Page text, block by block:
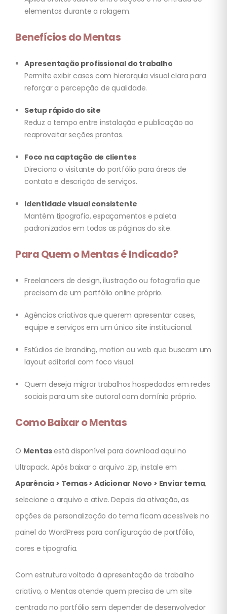
elementos durante a rolagem.
Benefícios do Mentas
Apresentação profissional do trabalho
Permite exibir cases com hierarquia visual clara para
reforçar a percepção de qualidade.
Setup rápido do site
Reduz o tempo entre instalação e publicação ao
reaproveitar seções prontas.
Foco na captação de clientes
Direciona o visitante do portfólio para áreas de
contato e descrição de serviços.
Identidade visual consistente
Mantém tipografia, espaçamentos e paleta
padronizados em todas as páginas do site.
Para Quem o Mentas é Indicado?
Freelancers de design, ilustração ou fotografia que
precisam de um portfólio online próprio.
Agências criativas que querem apresentar cases,
equipe e serviços em um único site institucional.
Estúdios de branding, motion ou web que buscam um
layout editorial com foco visual.
Quem deseja migrar trabalhos hospedados em redes
sociais para um site autoral com domínio próprio.
Como Baixar o Mentas
O Mentasestá disponível para download aqui no
Ultrapack. Após baixar o arquivo .zip, instale em
Aparência > Temas > Adicionar Novo > Enviar tema,
selecione o arquivo e ative. Depois da ativação, as
opções de personalização do tema ficam acessíveis no
painel do WordPress para configuração de portfólio,
cores e tipografia.
Com estrutura voltada à apresentação de trabalho
criativo, o Mentas atende quem precisa de um site
centrado no portfólio sem depender de desenvolvedor